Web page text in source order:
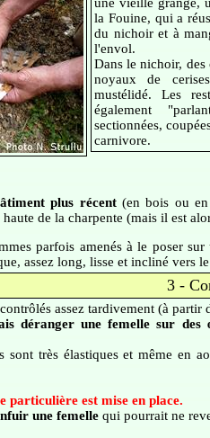
la Fouine, qui a
du nichoir et à
l'envol.
Dans le nichoir, des
noyaux de
mustélidé. Les
également
sectionnées,
carnivore.
plus récent(en bois ou en
haute de la charpente (mais il est
parfois amenés à le poser
assez long, lisse et incliné vers
3 -
assez tardivement (à
déranger une femelle sur
sont très élastiques et même en
particulière est mise en place.
une femelle qui pourrait ne